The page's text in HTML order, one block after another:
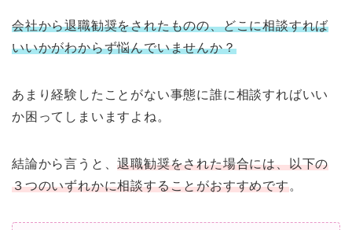
会社から退職勧奨をされたものの、どこに相談すれば
いいかがわからず悩んでいませんか？
あまり経験したことがない事態に誰に相談すればいい
か困ってしまいますよね。
結論から言うと、退職勧奨をされた場合には、以下の
３つのいずれかに相談することがおすすめです。